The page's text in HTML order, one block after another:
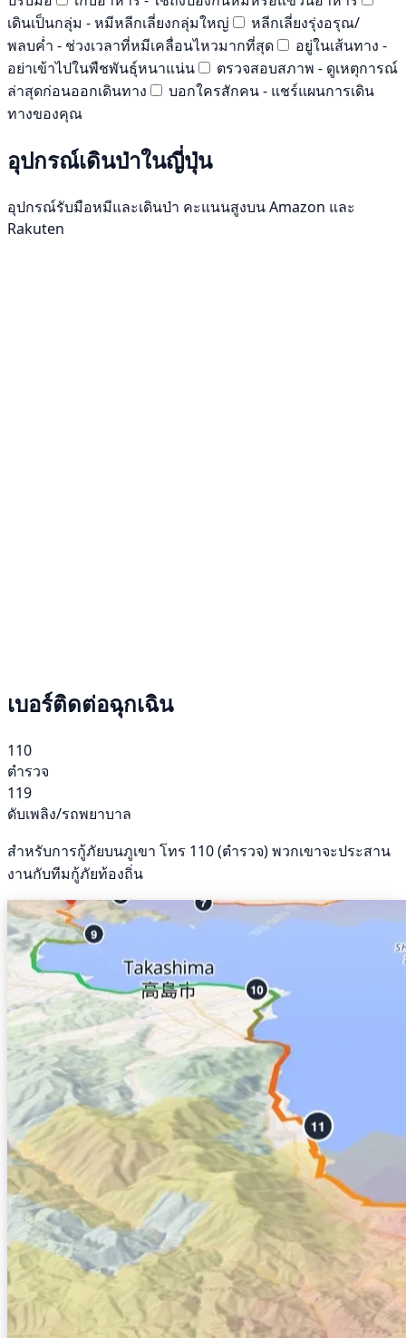
เดินเป็นกลุ่ม - หมีหลีกเลี่ยงกลุ่มใหญ่
หลีกเลี่ยงรุ่งอรุณ/
พลบค่ำ - ช่วงเวลาที่หมีเคลื่อนไหวมากที่สุด
อยู่ในเส้นทาง -
อย่าเข้าไปในพืชพันธุ์หนาแน่น
ตรวจสอบสภาพ - ดูเหตุการณ์
ล่าสุดก่อนออกเดินทาง
บอกใครสักคน - แชร์แผนการเดิน
ทางของคุณ
อุปกรณ์เดินป่าในญี่ปุ่น
อุปกรณ์รับมือหมีและเดินป่า คะแนนสูงบน Amazon และ
Rakuten
เบอร์ติดต่อฉุกเฉิน
110
ตำรวจ
119
ดับเพลิง/รถพยาบาล
สำหรับการกู้ภัยบนภูเขา โทร 110 (ตำรวจ) พวกเขาจะประสาน
งานกับทีมกู้ภัยท้องถิ่น